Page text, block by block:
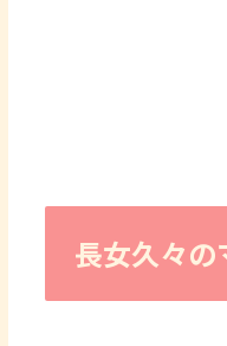
長女久々の